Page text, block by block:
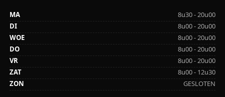
MA
8u30 - 20u00
DI
8u00 - 20u00
WOE
8u00 - 20u00
DO
8u00 - 20u00
VR
8u00 - 20u00
ZAT
8u00 - 12u30
ZON
GESLOTEN